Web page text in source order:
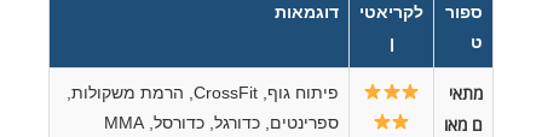
ספור
ט
לקריאטי
ן
דוגמאות
מתאי
ם מאו
פיתוח גוף, CrossFit, הרמת משקולות,
ספרינטים, כדורגל, כדורסל, MMA